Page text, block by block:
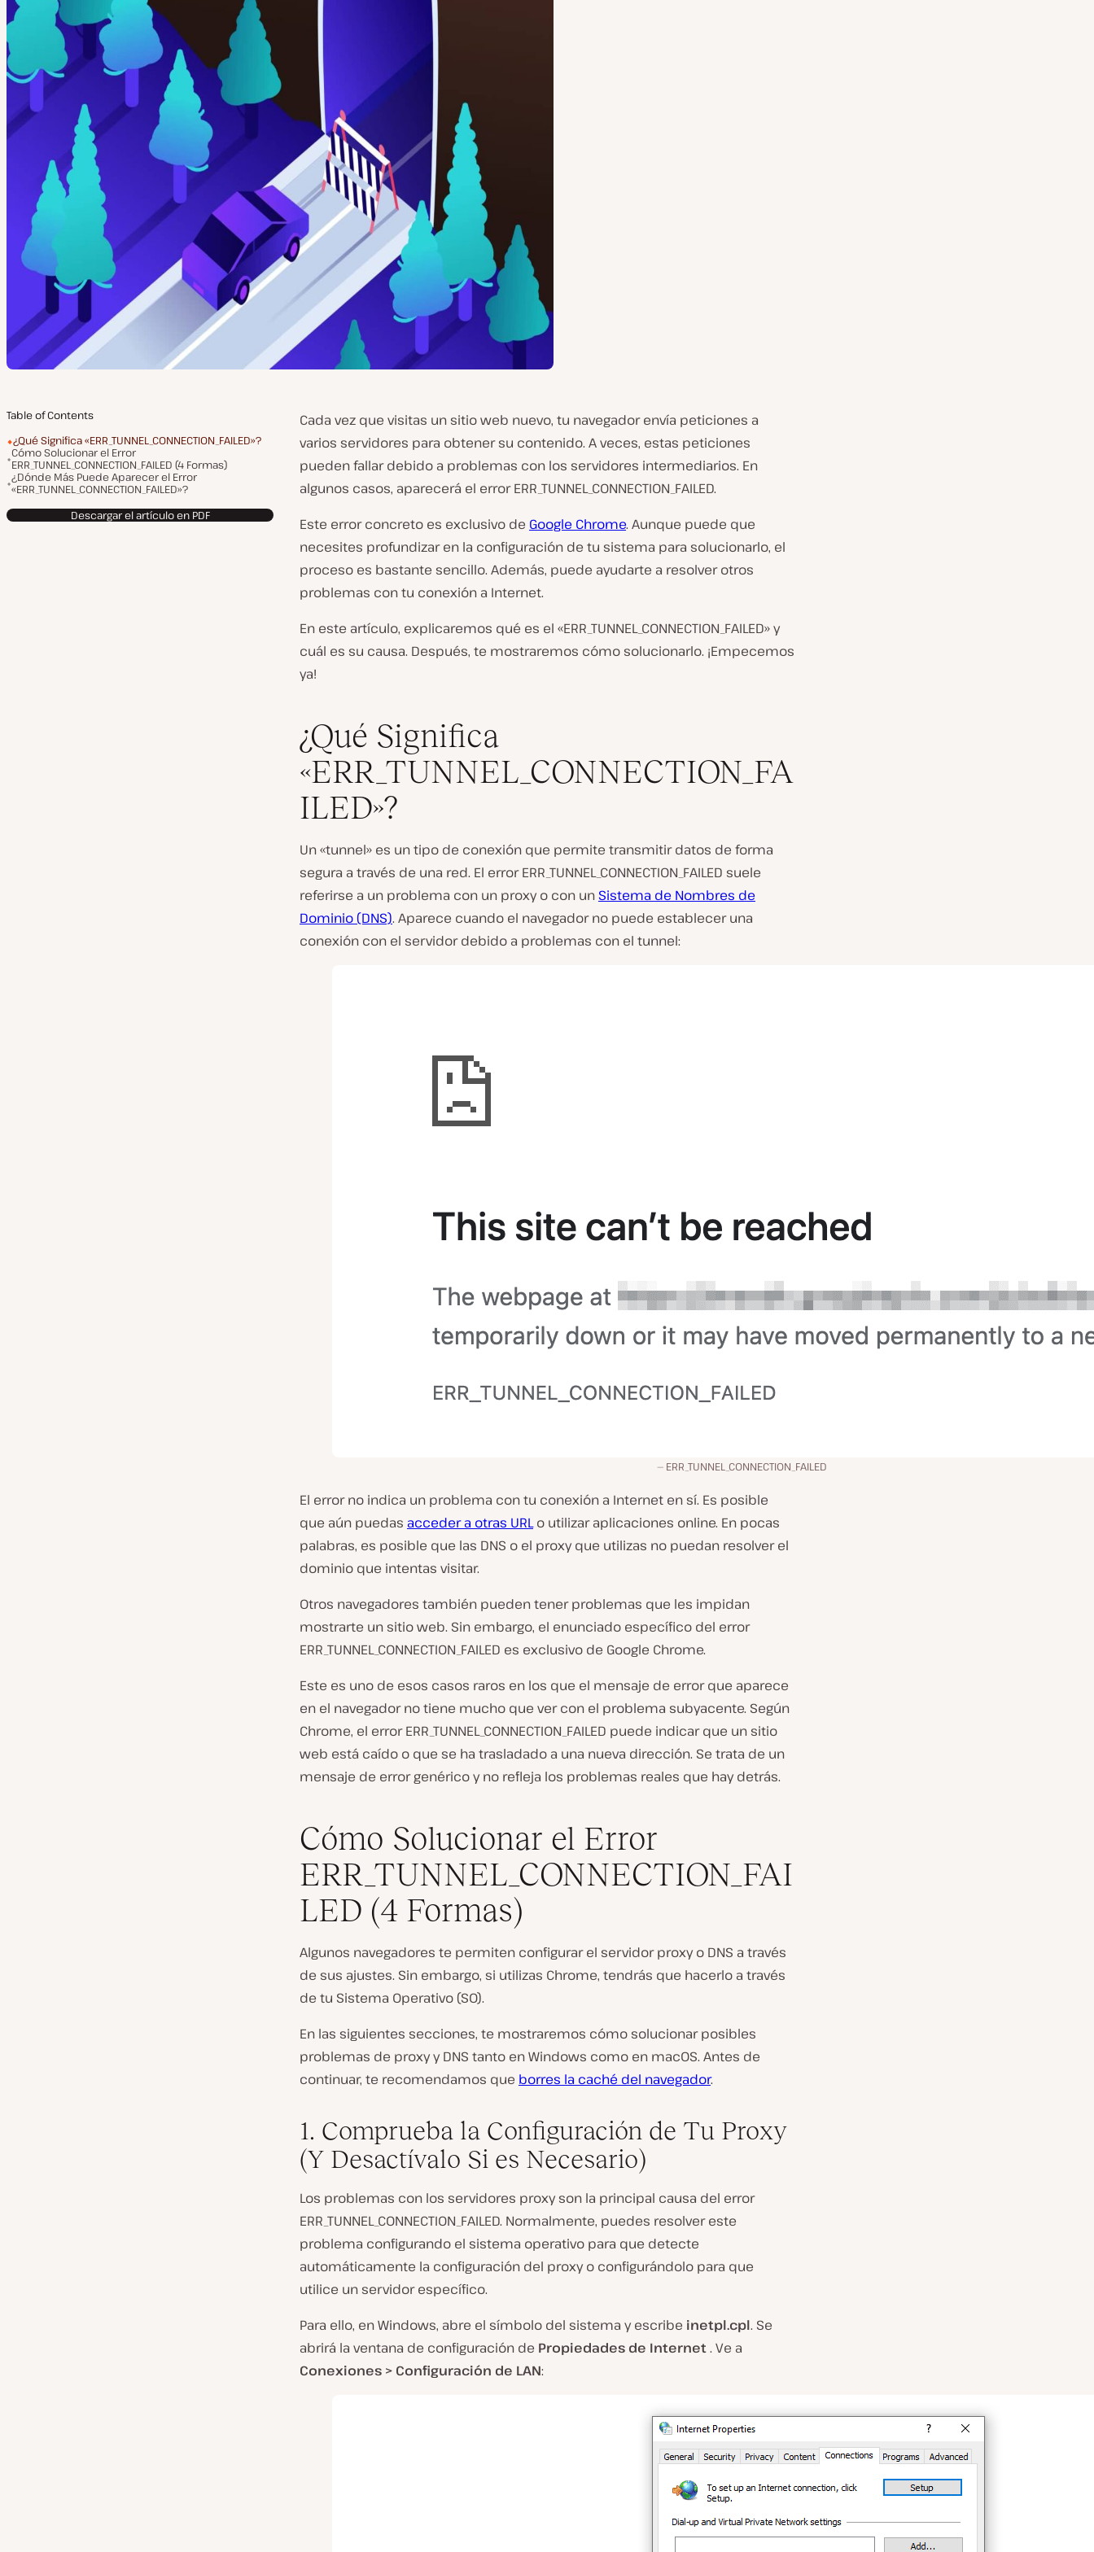
Table of Contents
¿Qué Significa «ERR_TUNNEL_CONNECTION_FAILED»?
Cómo Solucionar el Error
ERR_TUNNEL_CONNECTION_FAILED (4 Formas)
¿Dónde Más Puede Aparecer el Error
«ERR_TUNNEL_CONNECTION_FAILED»?
Descargar el artículo en PDF
Cada vez que visitas un sitio web nuevo, tu navegador envía peticiones a
varios servidores para obtener su contenido. A veces, estas peticiones
pueden fallar debido a problemas con los servidores intermediarios. En
algunos casos, aparecerá el error ERR_TUNNEL_CONNECTION_FAILED.
Este error concreto es exclusivo de Google Chrome. Aunque puede que
necesites profundizar en la configuración de tu sistema para solucionarlo, el
proceso es bastante sencillo. Además, puede ayudarte a resolver otros
problemas con tu conexión a Internet.
En este artículo, explicaremos qué es el «ERR_TUNNEL_CONNECTION_FAILED» y
cuál es su causa. Después, te mostraremos cómo solucionarlo. ¡Empecemos
ya!
¿Qué Significa
«ERR_TUNNEL_CONNECTION_FA
ILED»?
Un «tunnel» es un tipo de conexión que permite transmitir datos de forma
segura a través de una red. El error ERR_TUNNEL_CONNECTION_FAILED suele
referirse a un problema con un proxy o con un Sistema de Nombres de
Dominio (DNS). Aparece cuando el navegador no puede establecer una
conexión con el servidor debido a problemas con el tunnel:
ERR_TUNNEL_CONNECTION_FAILED
El error no indica un problema con tu conexión a Internet en sí. Es posible
que aún puedas acceder a otras URLo utilizar aplicaciones online. En pocas
palabras, es posible que las DNS o el proxy que utilizas no puedan resolver el
dominio que intentas visitar.
Otros navegadores también pueden tener problemas que les impidan
mostrarte un sitio web. Sin embargo, el enunciado específico del error
ERR_TUNNEL_CONNECTION_FAILED es exclusivo de Google Chrome.
Este es uno de esos casos raros en los que el mensaje de error que aparece
en el navegador no tiene mucho que ver con el problema subyacente. Según
Chrome, el error ERR_TUNNEL_CONNECTION_FAILED puede indicar que un sitio
web está caído o que se ha trasladado a una nueva dirección. Se trata de un
mensaje de error genérico y no refleja los problemas reales que hay detrás.
Cómo Solucionar el Error
ERR_TUNNEL_CONNECTION_FAI
LED (4 Formas)
Algunos navegadores te permiten configurar el servidor proxy o DNS a través
de sus ajustes. Sin embargo, si utilizas Chrome, tendrás que hacerlo a través
de tu Sistema Operativo (SO).
En las siguientes secciones, te mostraremos cómo solucionar posibles
problemas de proxy y DNS tanto en Windows como en macOS. Antes de
continuar, te recomendamos que borres la caché del navegador.
1. Comprueba la Configuración de Tu Proxy
(Y Desactívalo Si es Necesario)
Los problemas con los servidores proxy son la principal causa del error
ERR_TUNNEL_CONNECTION_FAILED. Normalmente, puedes resolver este
problema configurando el sistema operativo para que detecte
automáticamente la configuración del proxy o configurándolo para que
utilice un servidor específico.
Para ello, en Windows, abre el símbolo del sistema y escribe inetpl.cpl. Se
abrirá la ventana de configuración de Propiedades de Internet. Ve a
Conexiones > Configuración de LAN: